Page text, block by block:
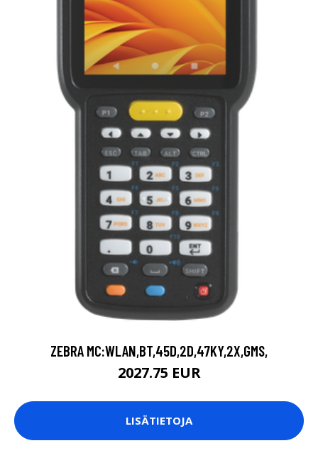
ZEBRA MC:WLAN,BT,45D,2D,47KY,2X,GMS,
2027.75 EUR
LISÄTIETOJA